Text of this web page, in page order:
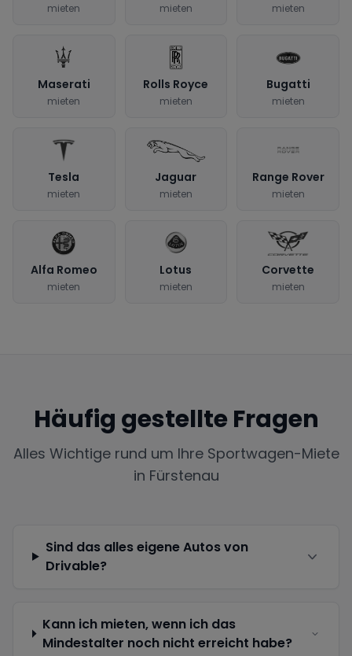
mieten mieten mieten
Maserati
mieten
Rolls Royce
mieten
Bugatti
mieten
Tesla
mieten
Jaguar
mieten
Range Rover
mieten
Alfa Romeo
mieten
Lotus
mieten
Corvette
mieten
Häufig gestellte Fragen
Alles Wichtige rund um Ihre Sportwagen-Miete
in Fürstenau
Sind das alles eigene Autos von
Drivable?
Kann ich mieten, wenn ich das
Mindestalter noch nicht erreicht habe?